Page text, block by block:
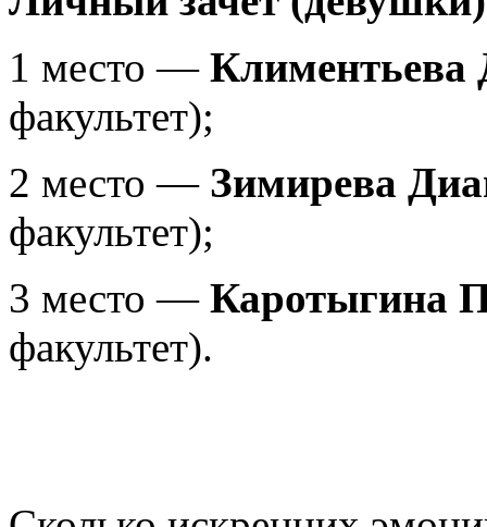
1 место — Климентьева
факультет);
2 место — Зимирева
факультет);
3 место — Каротыгина
факультет).